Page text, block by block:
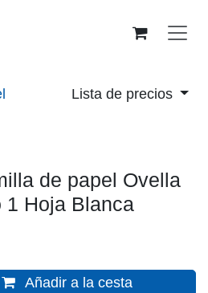
Lista de precios
de papel Ovella rollo
Blanca
Añadir a la cesta